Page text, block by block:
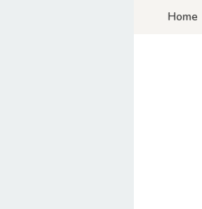
LoncatHome